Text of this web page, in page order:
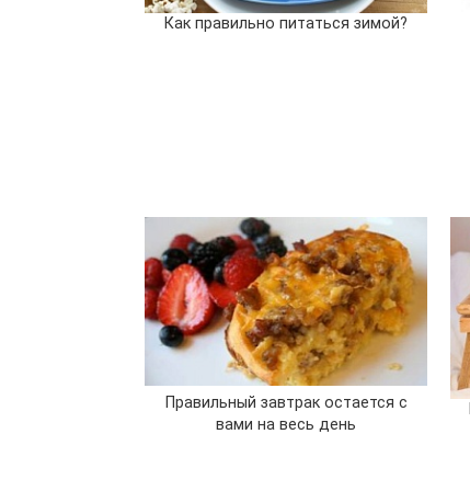
Как правильно питаться зимой?
Правильный завтрак остается с
вами на весь день